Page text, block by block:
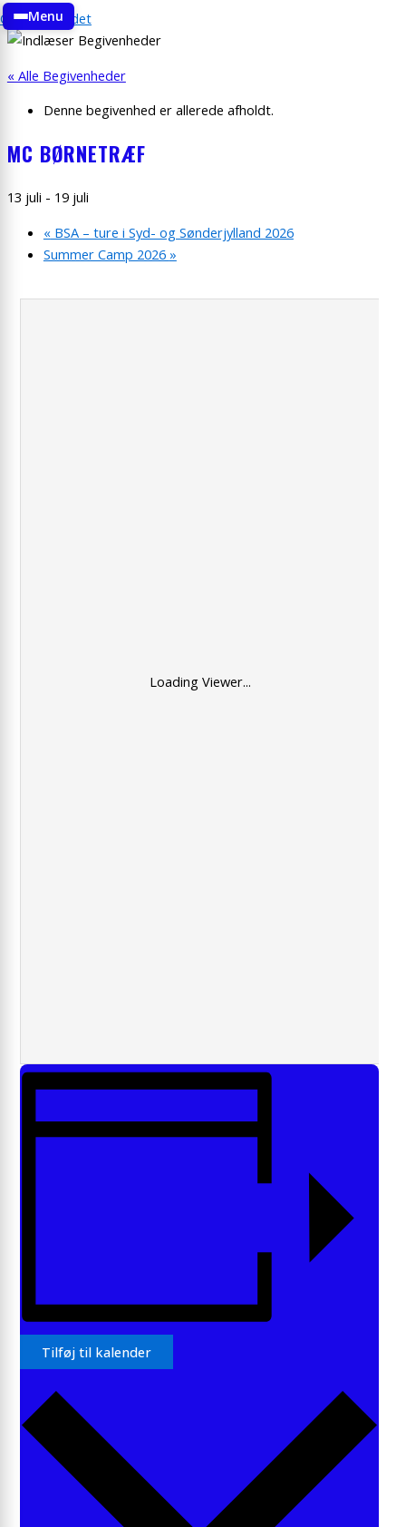
Gå til indholdet
« Alle Begivenheder
Denne begivenhed er allerede afholdt.
MC BØRNETRÆF
13 juli - 19 juli
« BSA – ture i Syd- og Sønderjylland 2026
Summer Camp 2026 »
Loading Viewer...
Tilføj til kalender
Menu